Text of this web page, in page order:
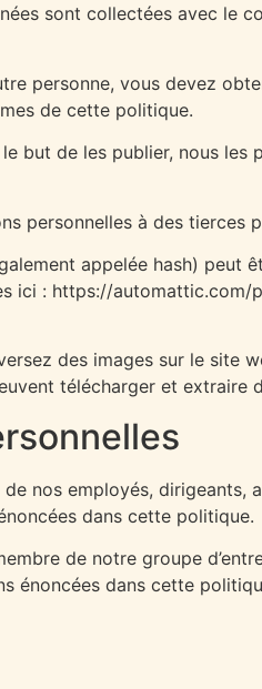
sont collectées avec le
personne, vous devez
de cette politique.
but de les publier, nous
personnelles à des
appelée hash)
ici : https://
des images sur le site
télécharger et extraire
nos employés, dirigeants,
dans cette politique.
de notre groupe
énoncées dans cette